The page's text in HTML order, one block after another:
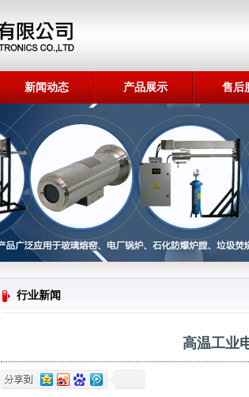
新闻动态 产品展示 售后
行业新闻
高温工业